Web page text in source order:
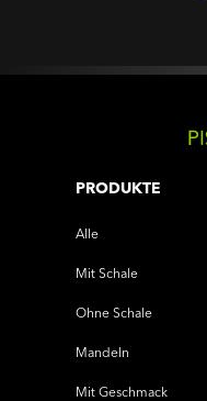
PRODUKTE
Alle
Mit Schale
Ohne Schale
Mandeln
Mit Geschmack